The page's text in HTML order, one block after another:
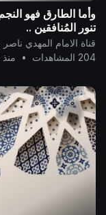
وأما الطارق فهو
تنور المُنافقين ..
قناة الامام المهدي
204 المشاهدات
• منذ 2 سنوات